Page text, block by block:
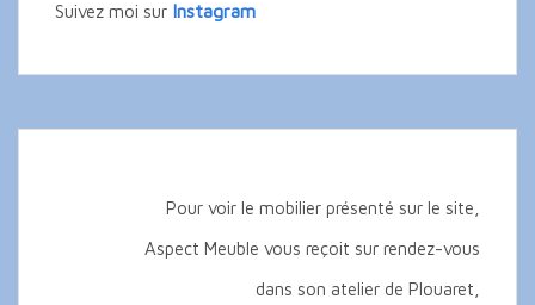
Suivez moi sur Instagram
Pour voir le mobilier présenté sur le site,
Aspect Meuble vous reçoit sur rendez-vous
dans son atelier de Plouaret,